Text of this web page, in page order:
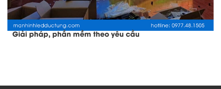
Giải pháp, phần mềm theo yêu cầu